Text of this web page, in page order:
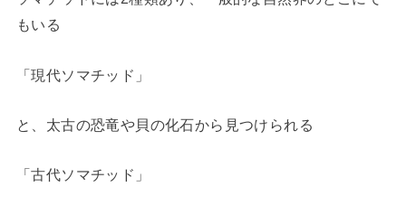
もいる
「現代ソマチッド」
と、太古の恐竜や貝の化石から見つけられる
「古代ソマチッド」